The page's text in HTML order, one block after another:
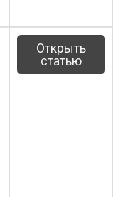
Открыть
статью